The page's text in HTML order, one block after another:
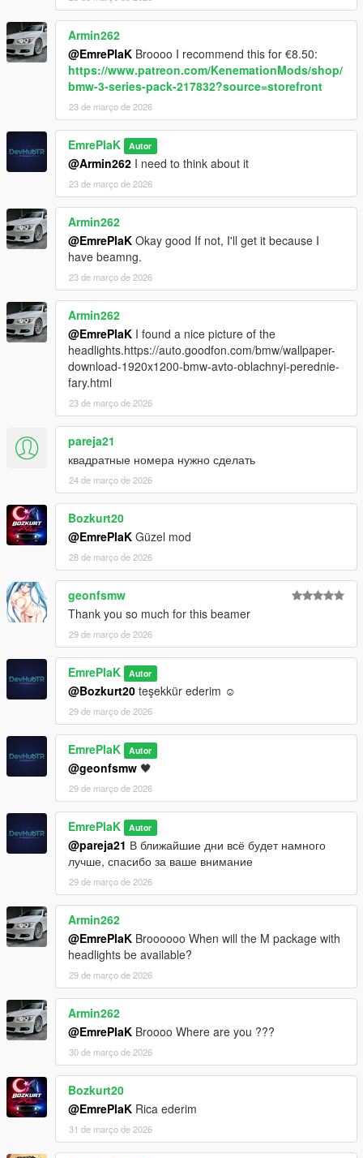
Armin262
@EmrePlaK Broooo I recommend this for €8.50:
https://www.patreon.com/KenemationMods/shop/
bmw-3-series-pack-217832?source=storefront
23 de março de 2026
EmrePlaK Autor
@Armin262 I need to think about it
23 de março de 2026
Armin262
@EmrePlaK Okay good If not, I'll get it because I
have beamng.
23 de março de 2026
Armin262
@EmrePlaK I found a nice picture of the
headlights.https://auto.goodfon.com/bmw/wallpaper-
download-1920x1200-bmw-avto-oblachnyi-perednie-
fary.html
23 de março de 2026
pareja21
квадратные номера нужно сделать
24 de março de 2026
Bozkurt20
@EmrePlaK Güzel mod
28 de março de 2026
geonfsmw
Thank you so much for this beamer
29 de março de 2026
EmrePlaK Autor
@Bozkurt20 teşekkür ederim ☺️
29 de março de 2026
EmrePlaK Autor
@geonfsmw 🖤
29 de março de 2026
EmrePlaK Autor
@pareja21 В ближайшие дни всё будет намного
лучше, спасибо за ваше внимание
29 de março de 2026
Armin262
@EmrePlaK Broooooo When will the M package with
headlights be available?
29 de março de 2026
Armin262
@EmrePlaK Broooo Where are you ???
30 de março de 2026
Bozkurt20
@EmrePlaK Rica ederim
31 de março de 2026